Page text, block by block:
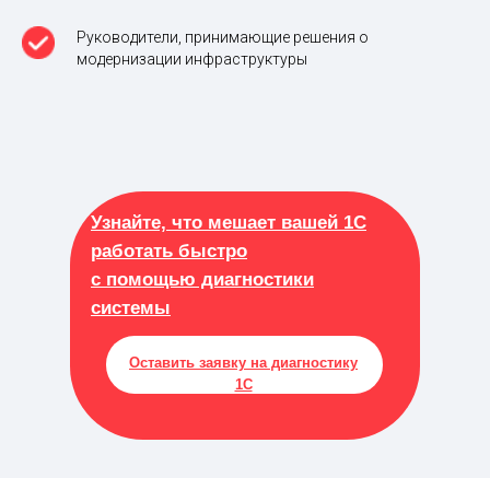
Руководители, принимающие решения о
модернизации инфраструктуры
Узнайте, что мешает вашей 1С
работать быстро
с помощью диагностики
системы
Оставить заявку на диагностику
1С